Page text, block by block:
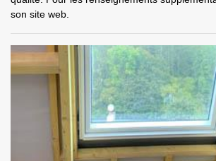
son site web.